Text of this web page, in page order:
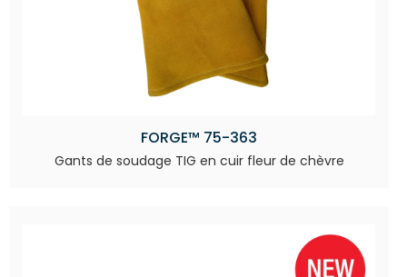
FORGE™ 75-363
Gants de soudage TIG en cuir fleur de chèvre